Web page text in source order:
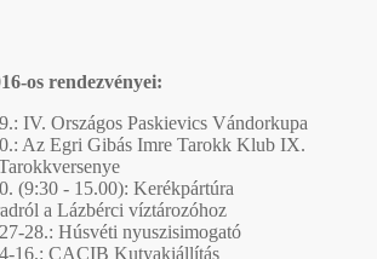
os rendezvényei:
IV. Országos Paskievics Vándorkupa
Az Egri Gibás Imre Tarokk Klub IX.
(9:30 - 15.00): Kerékpártúra
a Lázbérci víztározóhoz
28.: Húsvéti nyuszisimogató
16.: CACIB Kutyakiállítás